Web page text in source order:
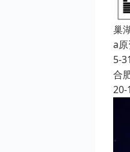
巢
a
5-
合
20-